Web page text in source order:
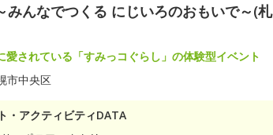
んなでつくる にじいろのおもいで～(札
愛されている「すみっコぐらし」の体験型イベント
市中央区
・アクティビティDATA